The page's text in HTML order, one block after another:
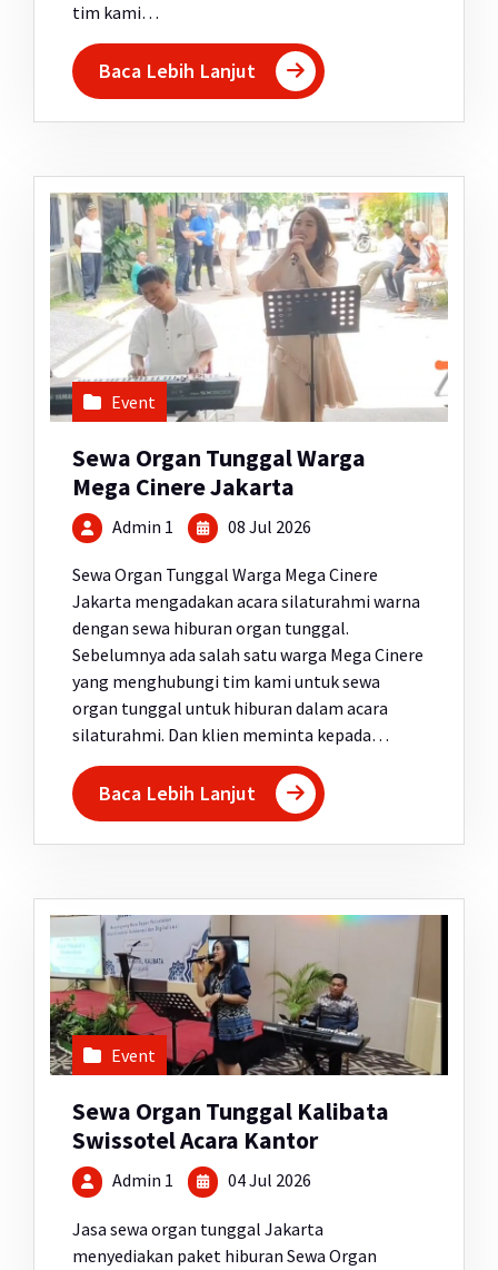
tim kami…
Baca Lebih Lanjut
Event
Sewa Organ Tunggal Warga
Mega Cinere Jakarta
Admin 1 08 Jul 2026
Sewa Organ Tunggal Warga Mega Cinere
Jakarta mengadakan acara silaturahmi warna
dengan sewa hiburan organ tunggal.
Sebelumnya ada salah satu warga Mega Cinere
yang menghubungi tim kami untuk sewa
organ tunggal untuk hiburan dalam acara
silaturahmi. Dan klien meminta kepada…
Baca Lebih Lanjut
Event
Sewa Organ Tunggal Kalibata
Swissotel Acara Kantor
Admin 1 04 Jul 2026
Jasa sewa organ tunggal Jakarta
menyediakan paket hiburan Sewa Organ